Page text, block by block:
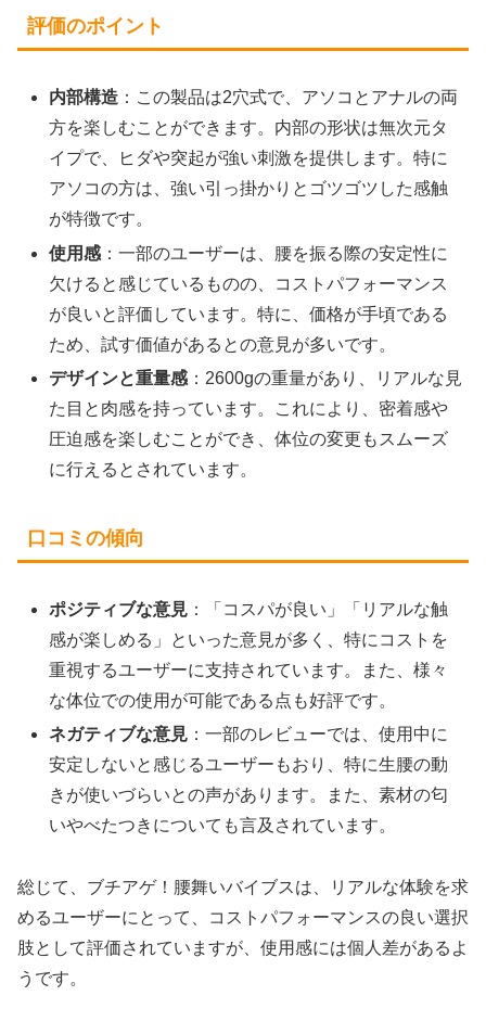
評価のポイント
内部構造 ：この製品は2穴式で、アソコとアナルの両
方を楽しむことができます。内部の形状は無次元タ
イプで、ヒダや突起が強い刺激を提供します。特に
アソコの方は、強い引っ掛かりとゴツゴツした感触
が特徴です。
使用感 ：一部のユーザーは、腰を振る際の安定性に
欠けると感じているものの、コストパフォーマンス
が良いと評価しています。特に、価格が手頃である
ため、試す価値があるとの意見が多いです。
デザインと重量感 ：2600gの重量があり、リアルな見
た目と肉感を持っています。これにより、密着感や
圧迫感を楽しむことができ、体位の変更もスムーズ
に行えるとされています。
口コミの傾向
ポジティブな意見 ：「コスパが良い」「リアルな触
感が楽しめる」といった意見が多く、特にコストを
重視するユーザーに支持されています。また、様々
な体位での使用が可能である点も好評です。
ネガティブな意見 ：一部のレビューでは、使用中に
安定しないと感じるユーザーもおり、特に生腰の動
きが使いづらいとの声があります。また、素材の匂
いやべたつきについても言及されています。
総じて、ブチアゲ！腰舞いバイブスは、リアルな体験を求
めるユーザーにとって、コストパフォーマンスの良い選択
肢として評価されていますが、使用感には個人差があるよ
うです。